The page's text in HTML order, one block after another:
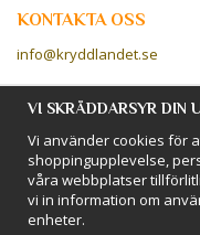
KONTAKTA OSS
info@kryddlandet.se
Följ oss på Facebook!
Följ oss på Instagram!
BETALSÄTT
VI SKRÄDDARSYR DIN
Vi använder cookies för
shoppingupplevelse,
våra webbplatser
vi in information om
enheter.